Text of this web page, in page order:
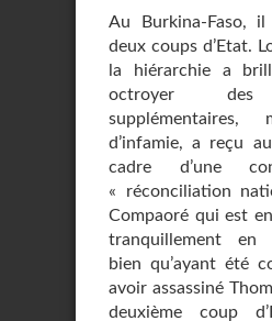
Au Burkina-Faso,
deux coups d’Etat.
la hiérarchie a
octroyer des
supplémentaires,
d’infamie, a reçu
cadre d’une
« réconciliation
Compaoré qui est
tranquillement en
bien qu’ayant été
avoir assassiné
deuxième coup